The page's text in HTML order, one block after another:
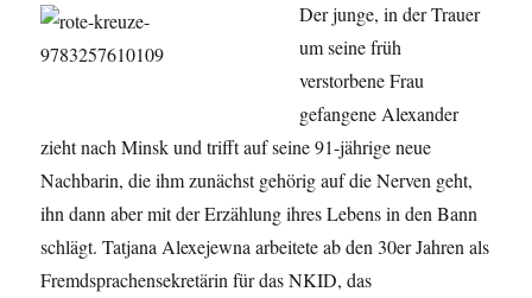
Der junge, in der Trauer
um seine früh
verstorbene Frau
gefangene Alexander
zieht nach Minsk und trifft auf seine 91-jährige neue
Nachbarin, die ihm zunächst gehörig auf die Nerven geht,
ihn dann aber mit der Erzählung ihres Lebens in den Bann
schlägt. Tatjana Alexejewna arbeitete ab den 30er Jahren als
Fremdsprachensekretärin für das NKID, das